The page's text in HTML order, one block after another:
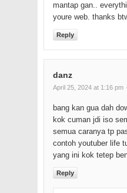
mantap gan..
youre web. thanks
Reply
danz
April 25, 2024 at 1:16 pm
bang kan gua dah
kok cuman jdi iso
semua caranya tp
contoh youtuber life
yang ini kok tetep
Reply